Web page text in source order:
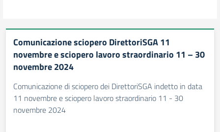
Comunicazione sciopero DirettoriSGA 11
novembre e sciopero lavoro straordinario 11 – 30
novembre 2024
Comunicazione di sciopero dei DirettoriSGA indetto in data
11 novembre e sciopero lavoro straordinario 11 - 30
novembre 2024